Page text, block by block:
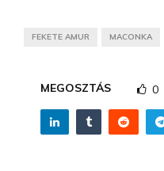
FEKETE AMUR MACONKA
MEGOSZTÁS 0